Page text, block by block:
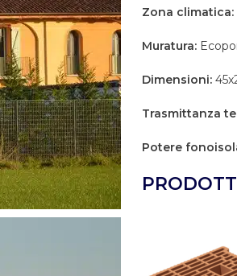
Zona climatica:
Muratura:
Dimensioni:
Trasmittanza
Potere